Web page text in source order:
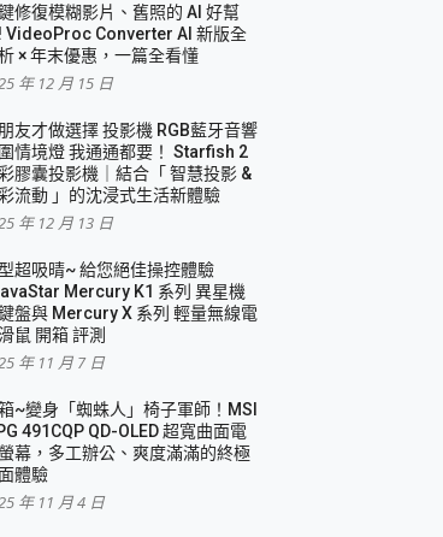
修復模糊影片、舊照的 AI 好幫
VideoProc Converter AI 新版全
× 年末優惠，一篇全看懂
年 12 月 15 日
友才做選擇 投影機 RGB藍牙音響
情境燈 我通通都要！ Starfish 2
膠囊投影機｜結合「 智慧投影 &
流動 」的沈浸式生活新體驗
年 12 月 13 日
超吸晴~ 給您絕佳操控體驗
Mercury K1 系列 異星機
盤與 Mercury X 系列 輕量無線電
鼠 開箱 評測
年 11 月 7 日
~變身「蜘蛛人」椅子軍師！MSI
491CQP QD-OLED 超寬曲面電
幕，多工辦公、爽度滿滿的終極
體驗
年 11 月 4 日